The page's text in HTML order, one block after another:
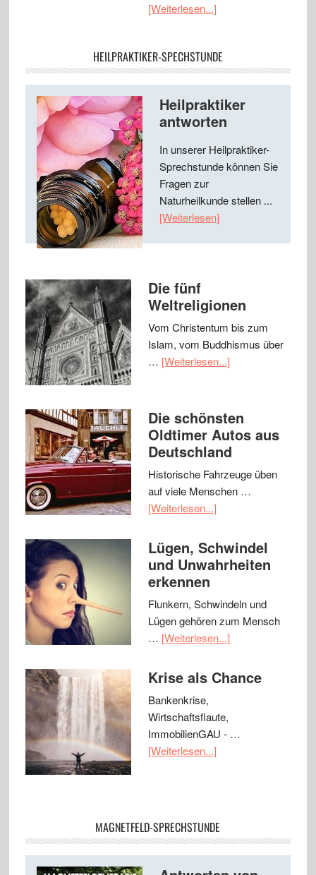
[Weiterlesen...]
HEILPRAKTIKER-SPECHSTUNDE
Heilpraktiker
antworten
In unserer Heilpraktiker-
Sprechstunde können Sie
Fragen zur
Naturheilkunde stellen ...
[Weiterlesen]
Die fünf
Weltreligionen
Vom Christentum bis zum
Islam, vom Buddhismus über
… [Weiterlesen...]
Die schönsten
Oldtimer Autos aus
Deutschland
Historische Fahrzeuge üben
auf viele Menschen …
[Weiterlesen...]
Lügen, Schwindel
und Unwahrheiten
erkennen
Flunkern, Schwindeln und
Lügen gehören zum Mensch
… [Weiterlesen...]
Krise als Chance
Bankenkrise,
Wirtschaftsflaute,
ImmobilienGAU - …
[Weiterlesen...]
MAGNETFELD-SPRECHSTUNDE